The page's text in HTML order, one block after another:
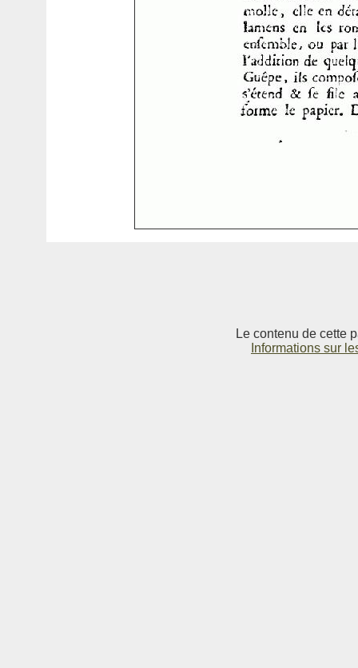
Le contenu de cette
Informations sur